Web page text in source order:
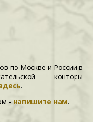
по Москве и России в
конторы
.
- напишите нам.